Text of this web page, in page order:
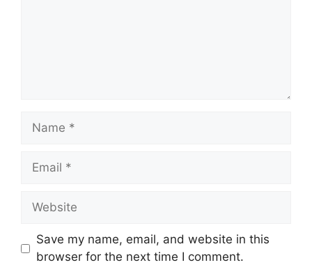
Name
Email
Website
Save my name, email, and website in this
browser for the next time I comment.